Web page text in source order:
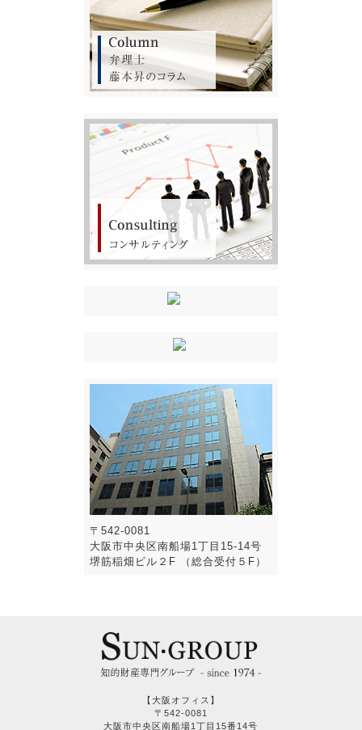
〒542-0081
大阪市中央区南船場1丁目15-14号
堺筋稲畑ビル２F （総合受付５F）
【大阪オフィス】
〒542-0081
大阪市中央区南船場1丁目15番14号